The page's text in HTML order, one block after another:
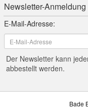
Newsletter-Anmeldung
E-Mail-Adresse:
Der Newsletter kann
abbestellt werden.
Bade